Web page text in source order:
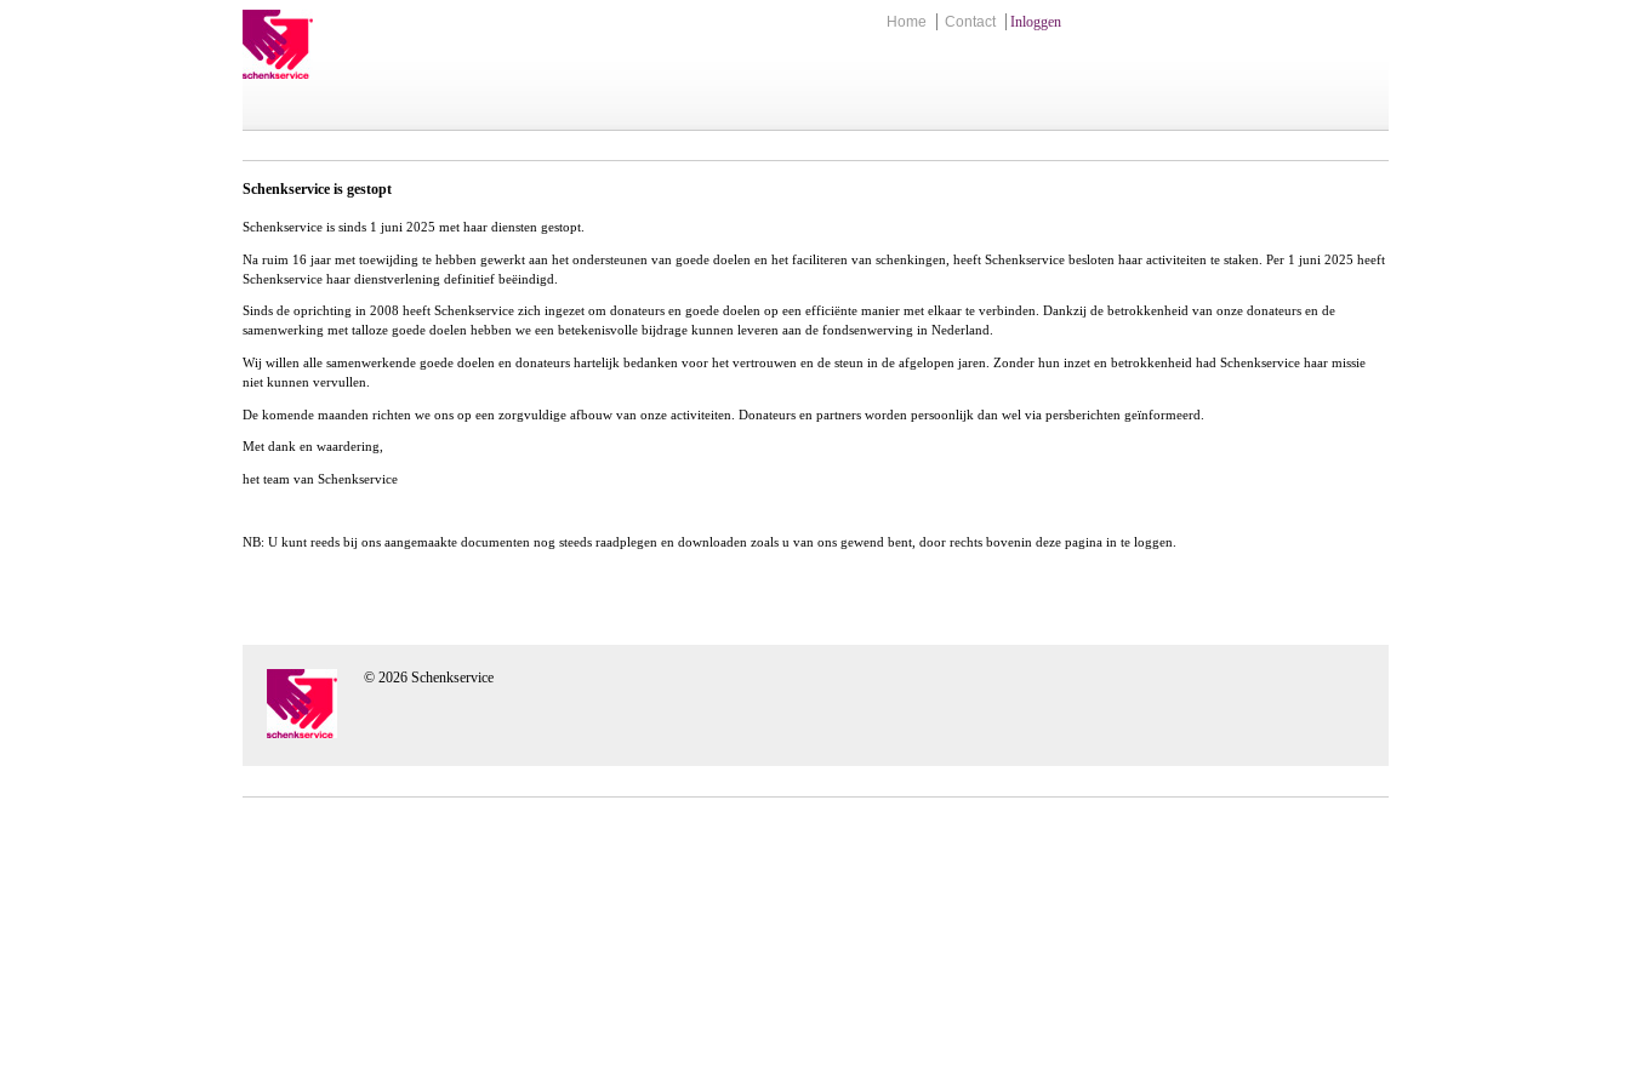
Home Contact Inloggen
Schenkservice is gestopt
Schenkservice is sinds 1 juni 2025 met haar diensten gestopt.
Na ruim 16 jaar met toewijding te hebben gewerkt aan het ondersteunen van goede doelen en het faciliteren van schenkingen, heeft Schenkservice besloten haar activiteiten te staken. Per 1 juni 2025 heeft
Schenkservice haar dienstverlening definitief beëindigd.
Sinds de oprichting in 2008 heeft Schenkservice zich ingezet om donateurs en goede doelen op een efficiënte manier met elkaar te verbinden. Dankzij de betrokkenheid van onze donateurs en de
samenwerking met talloze goede doelen hebben we een betekenisvolle bijdrage kunnen leveren aan de fondsenwerving in Nederland.
Wij willen alle samenwerkende goede doelen en donateurs hartelijk bedanken voor het vertrouwen en de steun in de afgelopen jaren. Zonder hun inzet en betrokkenheid had Schenkservice haar missie
niet kunnen vervullen.
De komende maanden richten we ons op een zorgvuldige afbouw van onze activiteiten. Donateurs en partners worden persoonlijk dan wel via persberichten geïnformeerd.
Met dank en waardering,
het team van Schenkservice
NB: U kunt reeds bij ons aangemaakte documenten nog steeds raadplegen en downloaden zoals u van ons gewend bent, door rechts bovenin deze pagina in te loggen.
© 2026 Schenkservice